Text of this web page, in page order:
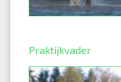
Praktijkvader